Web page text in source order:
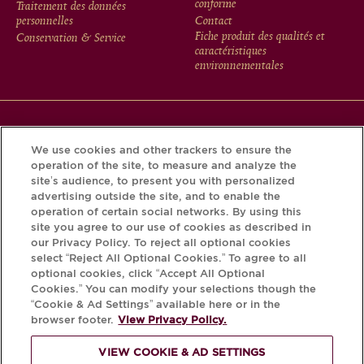
MENU
Traitement des données
personnelles
Conservation & Service
conforme
Contact
Fiche produit des qualités et
caractéristiques
environnementales
votre bouteille grâce au Krug iD.
L'ABUS D'ALCOOL EST DANGEREUX
POUR LA SANTÉ, À CONSOMMER AVEC
We use cookies and other trackers to ensure the
operation of the site, to measure and analyze the
site’s audience, to present you with personalized
advertising outside the site, and to enable the
operation of certain social networks. By using this
site you agree to our use of cookies as described in
our Privacy Policy. To reject all optional cookies
select “Reject All Optional Cookies.” To agree to all
optional cookies, click “Accept All Optional
Cookies.” You can modify your selections though the
“Cookie & Ad Settings” available here or in the
browser footer. View Privacy Policy.
VIEW COOKIE & AD SETTINGS